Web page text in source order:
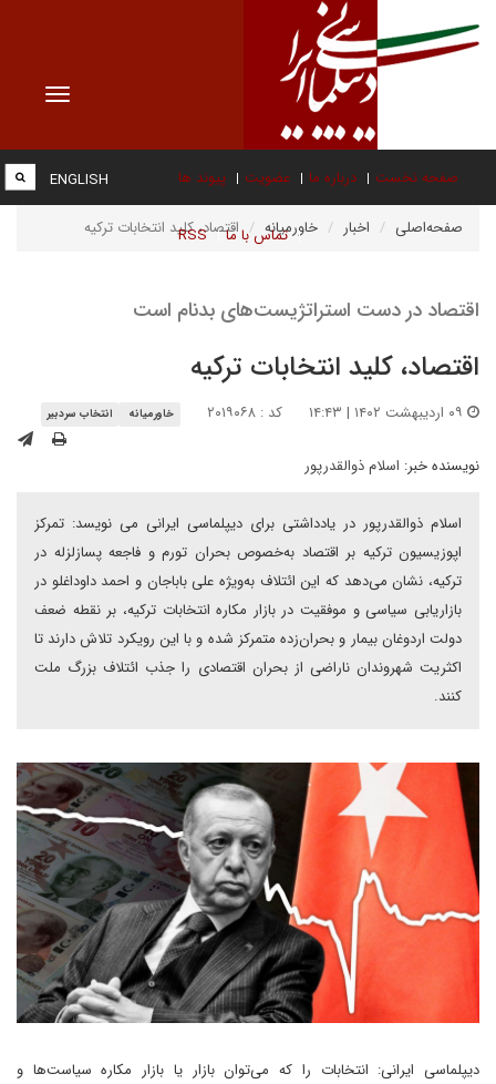
Toggle
صفحه نخست درباره ما عضویت پیوند ها
تماس با ما RSS
ENGLISH
صفحه‌اصلی اخبار خاورمیانه اقتصاد، کلید انتخابات ترکیه
اقتصاد در دست استراتژیست‌های بدنام است
اقتصاد، کلید انتخابات ترکیه
کد : ۲۰۱۹۰۶۸ خاورمیانه انتخاب سردبیر
نویسنده خبر: اسلام ذوالقدرپور
اسلام ذوالقدرپور در یادداشتی برای دیپلماسی ایرانی می نویسد: تمرکز
اپوزیسیون ترکیه بر اقتصاد به‌خصوص بحران تورم و فاجعه پسازلزله در
ترکیه، نشان می‌دهد که این ائتلاف به‌ویژه علی باباجان و احمد داوداغلو در
بازاریابی سیاسی و موفقیت در بازار مکاره انتخابات ترکیه، بر نقطه ضعف
دولت اردوغان بیمار و بحران‌زده متمرکز شده و با این رویکرد تلاش دارند تا
اکثریت شهروندان ناراضی از بحران اقتصادی را جذب ائتلاف بزرگ ملت
کنند.
دیپلماسی ایرانی: انتخابات را که می‌توان بازار یا بازار مکاره سیاست‌ها و